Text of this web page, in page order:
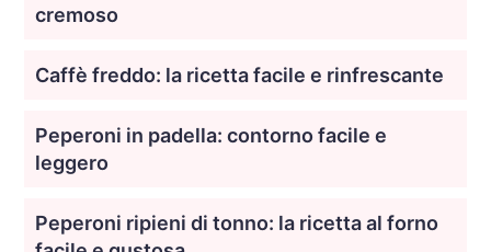
cremoso
Caffè freddo: la ricetta facile e rinfrescante
Peperoni in padella: contorno facile e
leggero
Peperoni ripieni di tonno: la ricetta al forno